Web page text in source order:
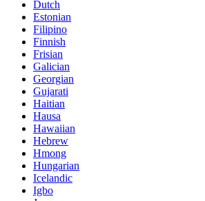
Dutch
Estonian
Filipino
Finnish
Frisian
Galician
Georgian
Gujarati
Haitian
Hausa
Hawaiian
Hebrew
Hmong
Hungarian
Icelandic
Igbo